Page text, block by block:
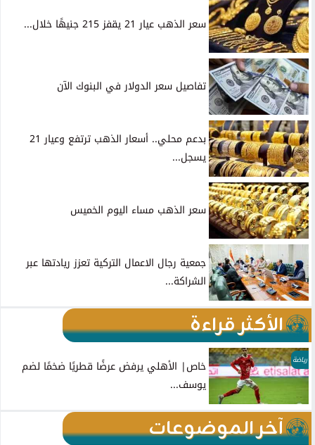
سعر الذهب عيار 21 يقفز 215 جنيهًا خلال...
تفاصيل سعر الدولار في البنوك الآن
بدعم محلي.. أسعار الذهب ترتفع وعيار 21
يسجل...
سعر الذهب مساء اليوم الخميس
جمعية رجال الاعمال التركية تعزز ريادتها عبر
الشراكة...
الأكثر قراءة
رياضة
خاص| الأهلي يرفض عرضًا قطريًا ضخمًا لضم
يوسف...
آخر الموضوعات